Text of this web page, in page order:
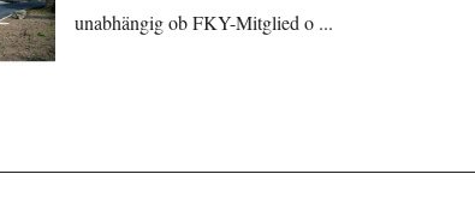
unabhängig ob FKY-Mitglied o ...